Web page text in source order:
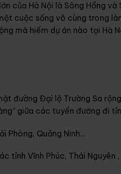
của Hà Nội là Sông Hồng
cuộc sống vô cùng trong
mà hiếm dự án nào tại Hà
đường Đại lộ Trường Sa
giữa các tuyến đường đi
Phòng, Quảng Ninh…
tỉnh Vĩnh Phúc, Thái Nguyên ,